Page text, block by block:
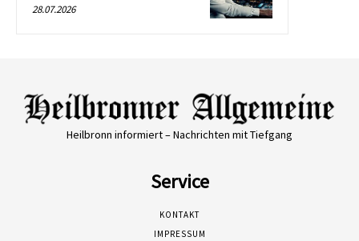
28.07.2026
Heilbronn informiert – Nachrichten mit Tiefgang
Service
KONTAKT
IMPRESSUM